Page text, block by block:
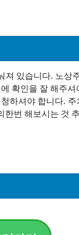
져 있습니다. 노상
확인을 잘 해주셔
하셔야 합니다. 주
한번 해보시는 것